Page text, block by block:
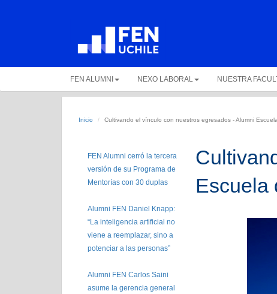
FEN ALUMNI NEXO LABORAL NUESTRA
Inicio Cultivando el vínculo con nuestros egresados - Alumni
FEN Alumni cerró la tercera
versión de su Programa de
Mentorías con 30 duplas
Alumni FEN Daniel Knapp:
“La inteligencia artificial no
viene a reemplazar, sino a
potenciar a las personas”
Alumni FEN Carlos Saini
asume la gerencia general
Escuela